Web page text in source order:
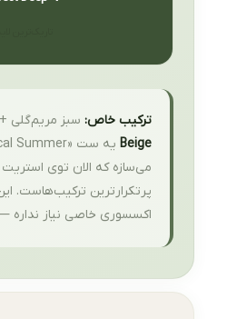
ترکیب خاص: سبز مریم‌گلی
Beige
می‌سازه که الان توی استریت
پرتکرارترین ترکیب‌هاست.
اکسسوری خاصی نیاز